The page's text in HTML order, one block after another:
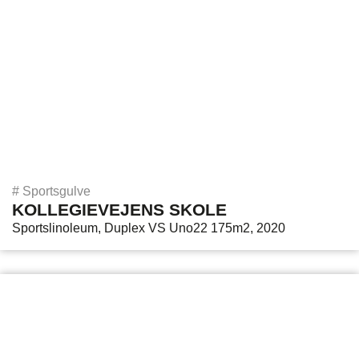
# Sportsgulve
KOLLEGIEVEJENS SKOLE
Sportslinoleum, Duplex VS Uno22 175m2, 2020